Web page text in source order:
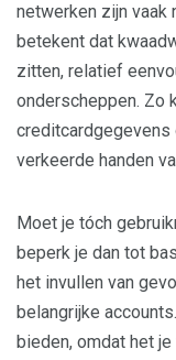
netwerken zijn vaak
betekent dat
zitten, relatief
onderscheppen. Zo
verkeerde handen
Moet je tóch
beperk je dan tot
het invullen van
belangrijke
bieden, omdat het